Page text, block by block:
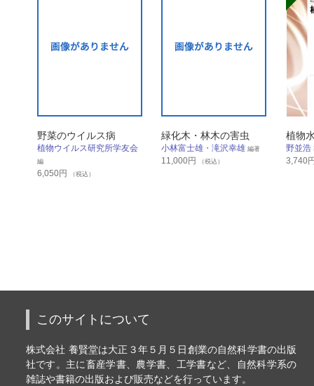
野菜のウイルス病
植物ウイルス研究所学友会
編
6,050円 （税込）
緑化木・林木の害虫
小林富士雄 ・滝沢幸雄 編著
11,000円 （税込）
植物
野並浩
3,740
このサイトについて
株式会社 養賢堂は大正３年５月５日創業の自然科学書の出版
社です。主に畜産学書、農学書、工学書など、自然科学系の
雑誌や書籍の出版および販売などを行っています。